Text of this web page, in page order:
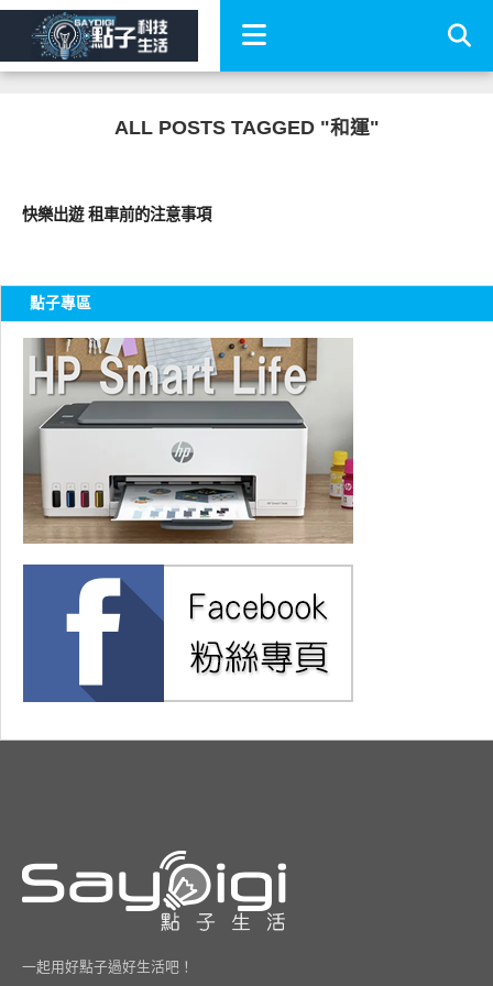
ALL POSTS TAGGED "和運"
快樂出遊 租車前的注意事項
點子專區
一起用好點子過好生活吧！